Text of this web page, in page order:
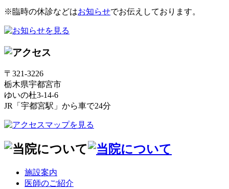
※臨時の休診などはお知らせでお伝えしております。
〒321-3226
栃木県宇都宮市
ゆいの杜3-14-6
JR「宇都宮駅」から車で24分
施設案内
医師のご紹介